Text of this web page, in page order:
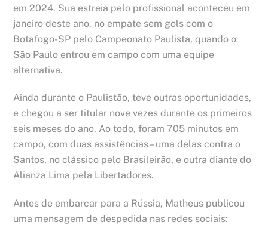
em 2024. Sua estreia pelo profissional aconteceu em
janeiro deste ano, no empate sem gols com o
Botafogo-SP pelo Campeonato Paulista, quando o
São Paulo entrou em campo com uma equipe
alternativa.
Ainda durante o Paulistão, teve outras oportunidades,
e chegou a ser titular nove vezes durante os primeiros
seis meses do ano. Ao todo, foram 705 minutos em
campo, com duas assistências – uma delas contra o
Santos, no clássico pelo Brasileirão, e outra diante do
Alianza Lima pela Libertadores.
Antes de embarcar para a Rússia, Matheus publicou
uma mensagem de despedida nas redes sociais: